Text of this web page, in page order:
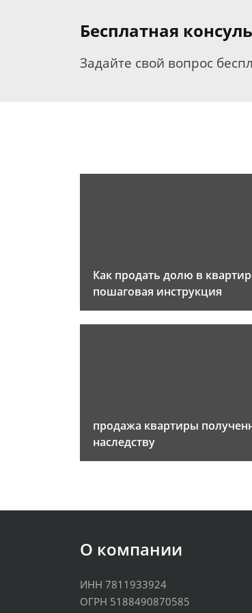
Бесплатная
Задайте свой вопрос
Как продать долю в
пошаговая инструкция
продажа квартиры
наследству
О компании
ИНН 7811933924
ОГРН 5188490870585